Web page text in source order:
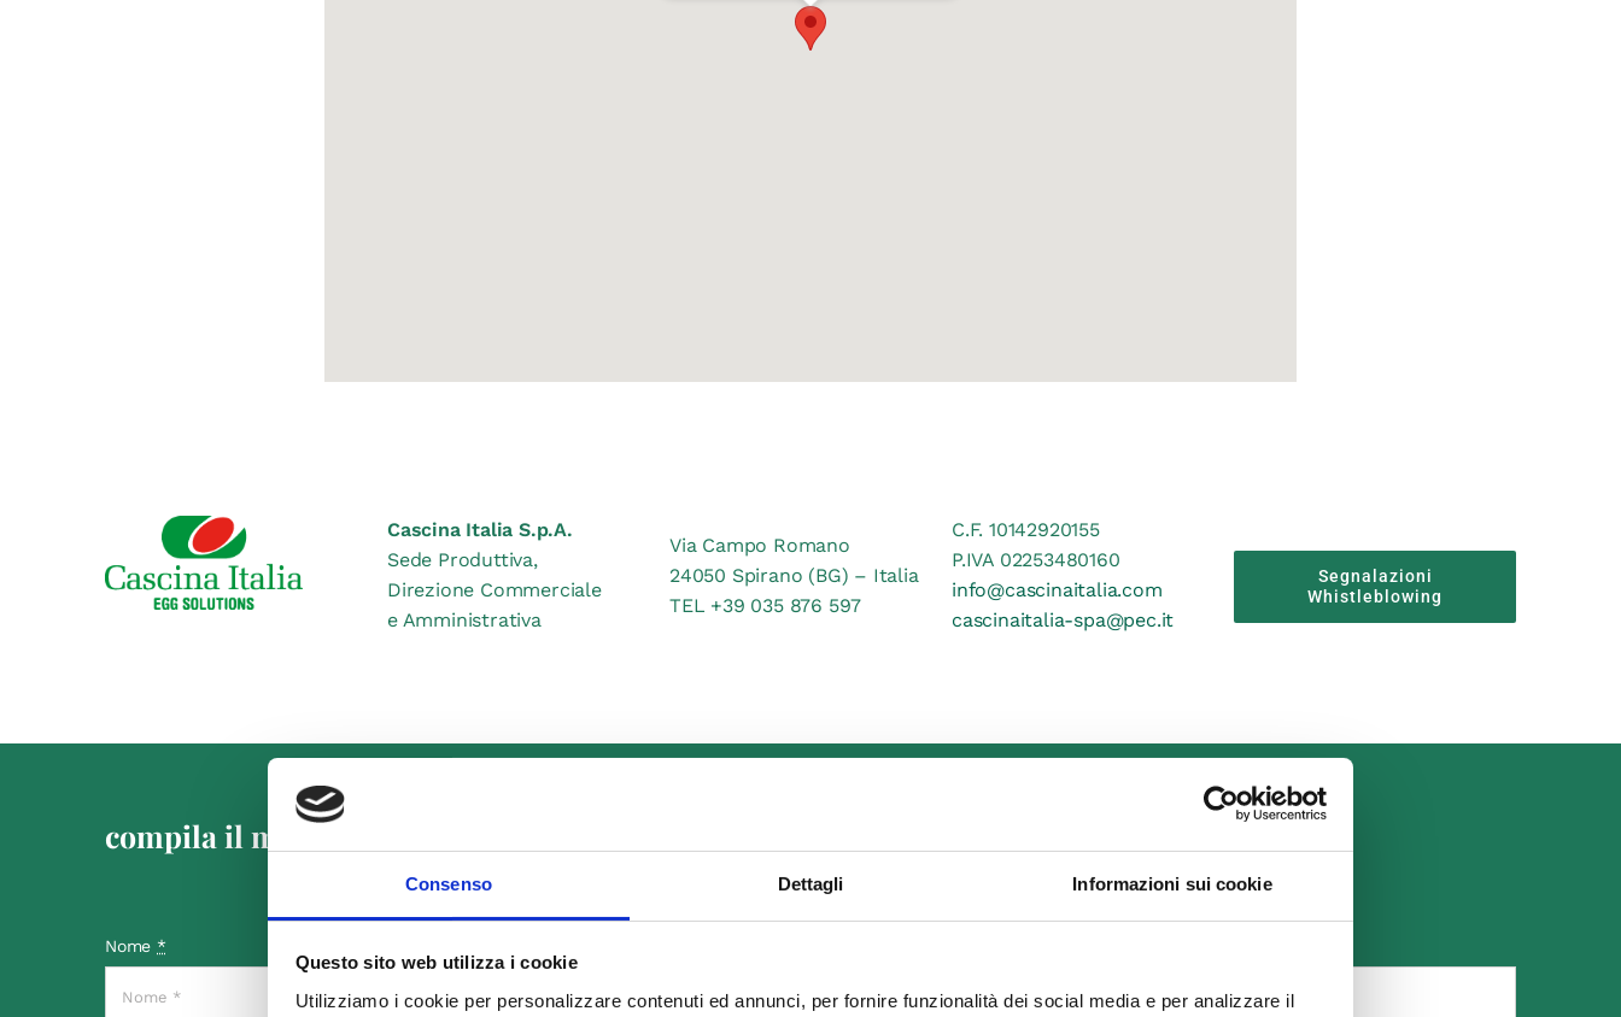
Consenso Dettagli Informazioni sui cookie
Questo sito web utilizza i cookie
Utilizziamo i cookie per personalizzare contenuti ed annunci, per fornire funzionalità dei social media e per analizzare il
Cascina Italia S.p.A.
Sede Produttiva,
Direzione Commerciale
e Amministrativa
Via Campo Romano
24050 Spirano (BG) – Italia
TEL +39 035 876 597
C.F. 10142920155
P.IVA 02253480160
info@cascinaitalia.com
cascinaitalia-spa@pec.it
Segnalazioni
Whistleblowing
compila il modulo se vuoi metterti in contatto con noi
Nome *